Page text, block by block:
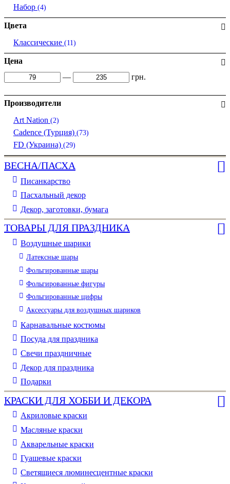
Набор (4)
Цвета
Классические (11)
Цена
—
грн.
Производители
Art Nation (2)
Cadence (Турция) (73)
FD (Украина) (29)
ВЕСНА/ПАСХА
Писанкарство
Пасхальный декор
Декор, заготовки, бумага
ТОВАРЫ ДЛЯ ПРАЗДНИКА
Воздушные шарики
Латексные шары
Фольгированные шары
Фольгированные фигуры
Фольгированные цифры
Аксессуары для воздушных шариков
Карнавальные костюмы
Посуда для праздника
Свечи праздничные
Декор для праздника
Подарки
КРАСКИ ДЛЯ ХОББИ И ДЕКОРА
Акриловые краски
Масляные краски
Акварельные краски
Гуашевые краски
Светящиеся люминесцентные краски